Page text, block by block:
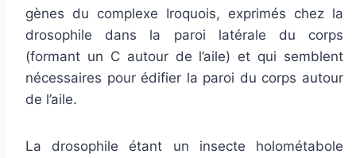
gènes du complexe Iroquois, exprimés chez la
drosophile dans la paroi latérale du corps
(formant un C autour de l’aile) et qui semblent
nécessaires pour édifier la paroi du corps autour
de l’aile.
La drosophile étant un insecte holométabole